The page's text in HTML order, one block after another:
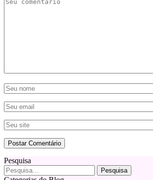
Pesquisa